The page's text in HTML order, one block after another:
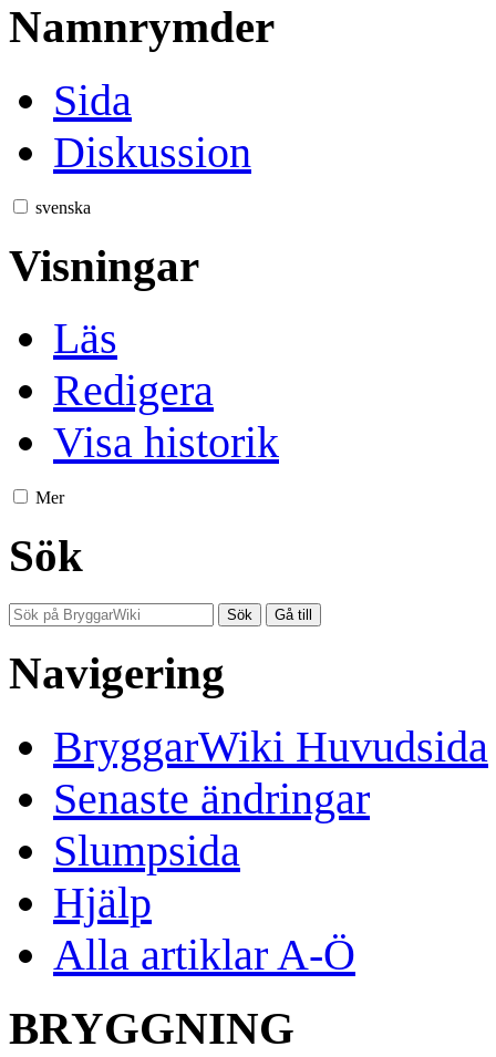
Namnrymder
Sida
Diskussion
svenska
Visningar
Läs
Redigera
Visa historik
Mer
Sök
Navigering
BryggarWiki Huvudsida
Senaste ändringar
Slumpsida
Hjälp
Alla artiklar A-Ö
BRYGGNING